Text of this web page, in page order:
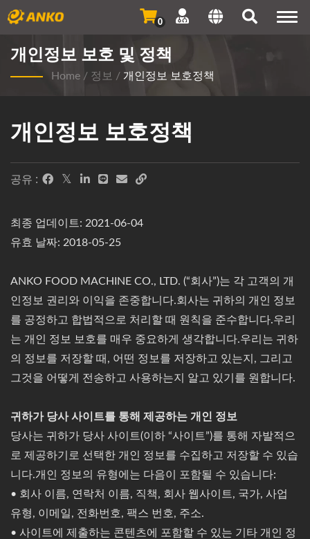
0
개인정보 보호 및 정책
Home / 정보 / 개인정보 보호정책
개인정보 보호정책
공유 :
최종 업데이트: 2021-06-04
유효 날짜: 2018-05-25
ANKO FOOD MACHINE CO., LTD. (“회사”)는 각 고객의 개
인정보 권리와 이익을 존중합니다.회사는 귀하의 개인 정보
를 공정하고 합법적으로 처리할 때 원칙을 준수합니다.우리
는 개인 정보 보호를 매우 중요하게 생각합니다.우리는 귀하
의 정보를 저장할 때, 어떤 정보를 저장하고 있는지, 그리고
그것을 어떻게 전송하고 사용하는지 알고 있기를 원합니다.
귀하가 당사 사이트를 통해 제공하는 개인 정보
당사는 귀하가 당사 사이트(이하 “사이트”)를 통해 자발적으
로 제공하기로 선택한 개인 정보를 수집하고 저장할 수 있습
니다.개인 정보의 유형에는 다음이 포함될 수 있습니다:
• 회사 이름, 연락처 이름, 직책, 회사 웹사이트, 국가, 사업
유형, 이메일, 전화번호, 팩스 번호, 주소.
• 사이트에 제출하는 콘텐츠에 포함할 수 있는 기타 개인 정